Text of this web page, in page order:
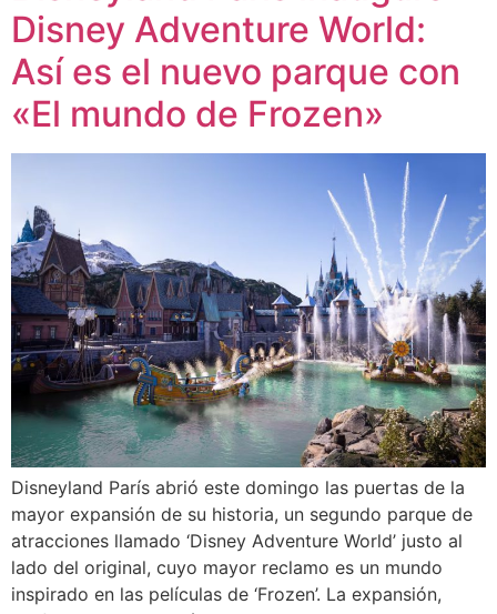
Disney Adventure World:
Así es el nuevo parque con
«El mundo de Frozen»
Disneyland París abrió este domingo las puertas de la
mayor expansión de su historia, un segundo parque de
atracciones llamado ‘Disney Adventure World’ justo al
lado del original, cuyo mayor reclamo es un mundo
inspirado en las películas de ‘Frozen’. La expansión,